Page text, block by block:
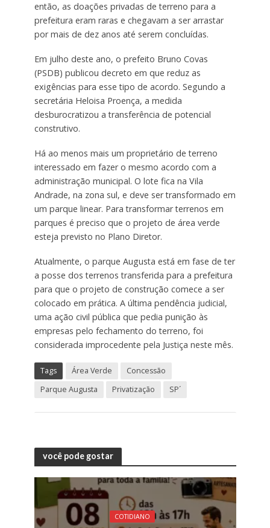
então, as doações privadas de terreno para a
prefeitura eram raras e chegavam a ser arrastar
por mais de dez anos até serem concluídas.
Em julho deste ano, o prefeito Bruno Covas
(PSDB) publicou decreto em que reduz as
exigências para esse tipo de acordo. Segundo a
secretária Heloisa Proença, a medida
desburocratizou a transferência de potencial
construtivo.
Há ao menos mais um proprietário de terreno
interessado em fazer o mesmo acordo com a
administração municipal. O lote fica na Vila
Andrade, na zona sul, e deve ser transformado em
um parque linear. Para transformar terrenos em
parques é preciso que o projeto de área verde
esteja previsto no Plano Diretor.
Atualmente, o parque Augusta está em fase de ter
a posse dos terrenos transferida para a prefeitura
para que o projeto de construção comece a ser
colocado em prática. A última pendência judicial,
uma ação civil pública que pedia punição às
empresas pelo fechamento do terreno, foi
considerada improcedente pela Justiça neste mês.
Tags Área Verde
Concessão
Parque Augusta
Privatização SP´
você pode gostar
COTIDIANO